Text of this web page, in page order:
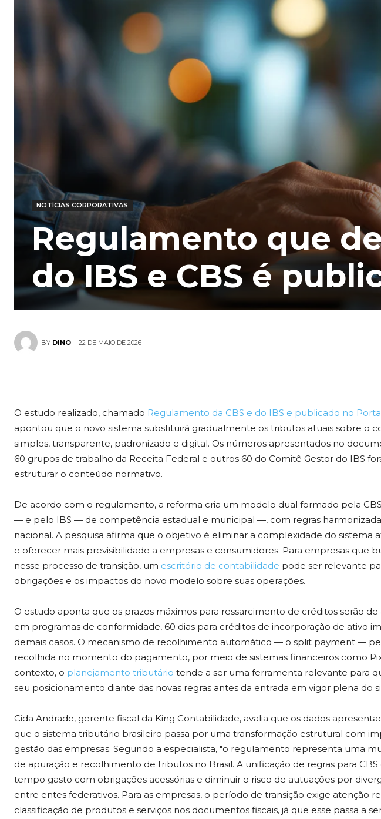
NOTÍCIAS CORPORATIVAS
Regulamento que
do IBS e CBS é
BY DINO 22 DE MAIO DE 2026
O estudo realizado, chamado Regulamento da CBS e do IBS e publicado no
apontou que o novo sistema substituirá gradualmente os tributos atuais sobre o
simples, transparente, padronizado e digital. Os números apresentados no
60 grupos de trabalho da Receita Federal e outros 60 do Comitê Gestor do IBS
estruturar o conteúdo normativo.
De acordo com o regulamento, a reforma cria um modelo dual formado pela
— e pelo IBS — de competência estadual e municipal —, com regras
nacional. A pesquisa afirma que o objetivo é eliminar a complexidade do sistema
e oferecer mais previsibilidade a empresas e consumidores. Para empresas que
nesse processo de transição, um escritório de contabilidade pode ser relevante
obrigações e os impactos do novo modelo sobre suas operações.
O estudo aponta que os prazos máximos para ressarcimento de créditos serão
em programas de conformidade, 60 dias para créditos de incorporação de ativo
demais casos. O mecanismo de recolhimento automático — o split payment —
recolhida no momento do pagamento, por meio de sistemas financeiros como
contexto, o planejamento tributário tende a ser uma ferramenta relevante para
seu posicionamento diante das novas regras antes da entrada em vigor plena do
Cida Andrade, gerente fiscal da King Contabilidade, avalia que os dados
que o sistema tributário brasileiro passa por uma transformação estrutural com
gestão das empresas. Segundo a especialista, "o regulamento representa uma
de apuração e recolhimento de tributos no Brasil. A unificação de regras para
tempo gasto com obrigações acessórias e diminuir o risco de autuações por
entre entes federativos. Para as empresas, o período de transição exige atenção
classificação de produtos e serviços nos documentos fiscais, já que esse passa a